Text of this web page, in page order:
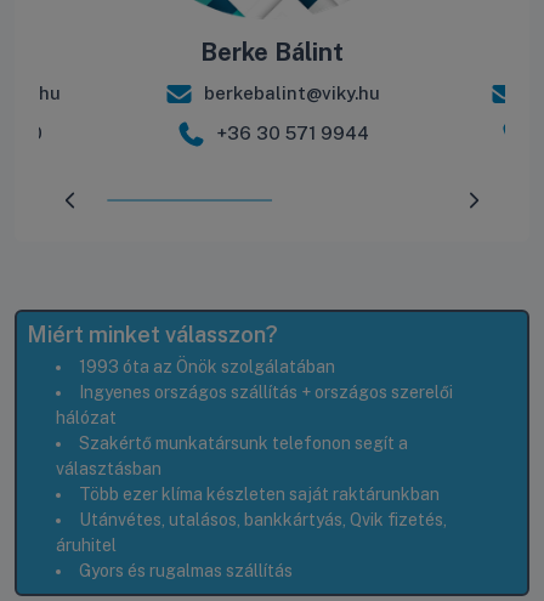
Berke Bálint
berkebalint@viky.hu
+36 30 571 9944
Miért minket válasszon?
1993 óta az Önök szolgálatában
Ingyenes országos szállítás + országos szerelői
hálózat
Szakértő munkatársunk telefonon segít a
választásban
Több ezer klíma készleten saját raktárunkban
Utánvétes, utalásos, bankkártyás, Qvik fizetés,
áruhitel
Gyors és rugalmas szállítás